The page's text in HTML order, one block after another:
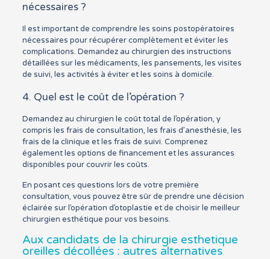
nécessaires ?
Il est important de comprendre les soins postopératoires
nécessaires pour récupérer complètement et éviter les
complications. Demandez au chirurgien des instructions
détaillées sur les médicaments, les pansements, les visites
de suivi, les activités à éviter et les soins à domicile.
4. Quel est le coût de l’opération ?
Demandez au chirurgien le coût total de l’opération, y
compris les frais de consultation, les frais d’anesthésie, les
frais de la clinique et les frais de suivi. Comprenez
également les options de financement et les assurances
disponibles pour couvrir les coûts.
En posant ces questions lors de votre première
consultation, vous pouvez être sûr de prendre une décision
éclairée sur l’opération d’otoplastie et de choisir le meilleur
chirurgien esthétique pour vos besoins.
Aux candidats de la chirurgie esthetique
oreilles décollées : autres alternatives